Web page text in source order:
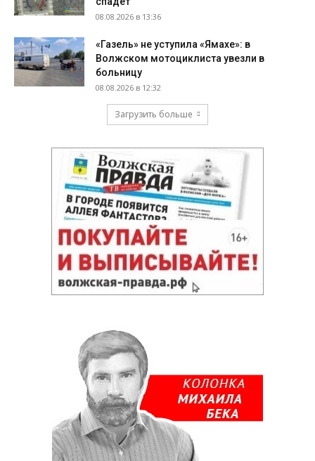
08.08.2026 в 13:36
«Газель» не уступила «Ямахе»: в
Волжском мотоциклиста увезли в
больницу
08.08.2026 в 12:32
Загрузить больше